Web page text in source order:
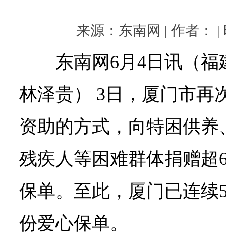
来源：东南网 | 作者： |
东南网6月4日讯（福
林泽贵） 3日，厦门市再
资助的方式，向特困供
残疾人等困难群体捐赠超
保单。至此，厦门已连续
份爱心保单。